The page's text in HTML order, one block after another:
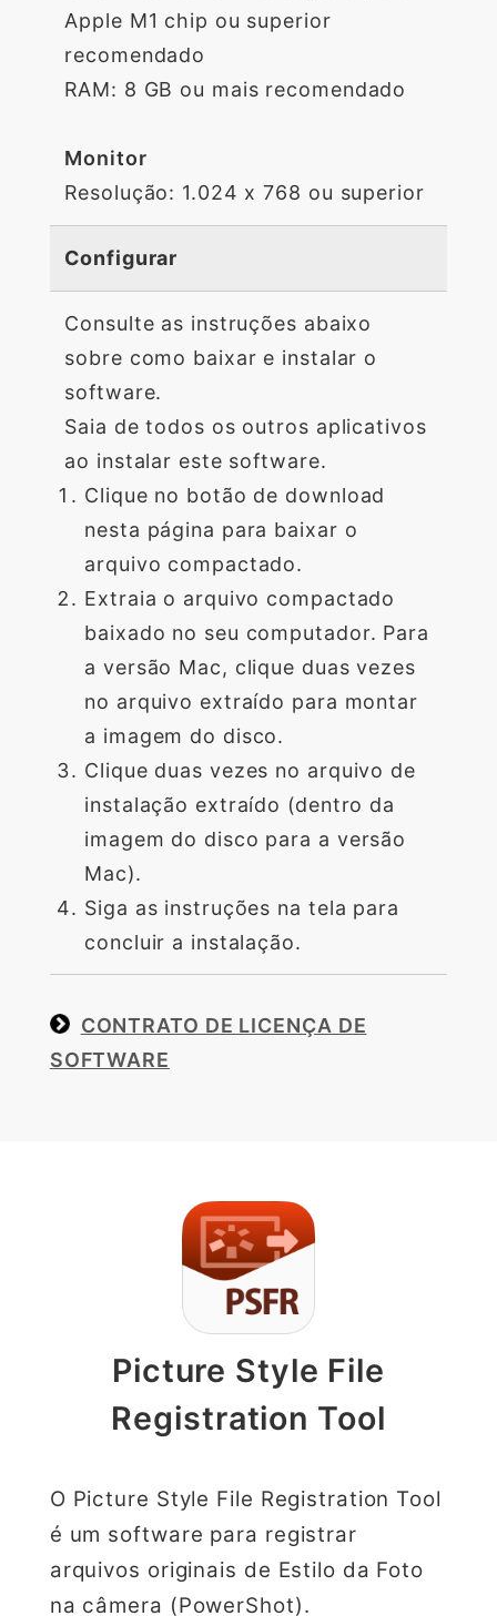
Apple M1 chip ou superior
recomendado
RAM: 8 GB ou mais recomendado
Monitor
Resolução: 1.024 x 768 ou superior
Configurar
Consulte as instruções abaixo
sobre como baixar e instalar o
software.
Saia de todos os outros aplicativos
ao instalar este software.
Clique no botão de download
nesta página para baixar o
arquivo compactado.
Extraia o arquivo compactado
baixado no seu computador. Para
a versão Mac, clique duas vezes
no arquivo extraído para montar
a imagem do disco.
Clique duas vezes no arquivo de
instalação extraído (dentro da
imagem do disco para a versão
Mac).
Siga as instruções na tela para
concluir a instalação.
CONTRATO DE LICENÇA DE
SOFTWARE
Picture Style File
Registration Tool
O Picture Style File Registration Tool
é um software para registrar
arquivos originais de Estilo da Foto
na câmera (PowerShot).